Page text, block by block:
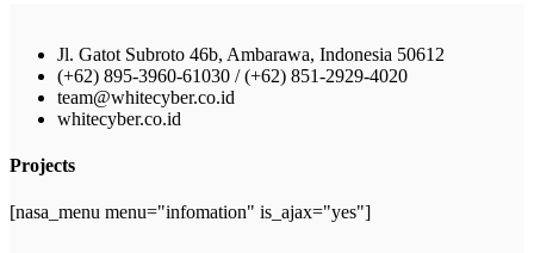
Jl. Gatot Subroto 46b, Ambarawa, Indonesia 50612
(+62) 895-3960-61030 / (+62) 851-2929-4020
team@whitecyber.co.id
whitecyber.co.id
Projects
[nasa_menu menu="infomation" is_ajax="yes"]